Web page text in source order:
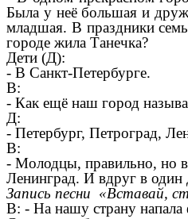
Была у неё большая и
младшая. В праздники
городе жила Танечка?
Дети (Д):
- В Санкт-Петербурге.
В:
- Как ещё наш город
Д:
- Петербург, Петроград,
В:
- Молодцы, правильно, но
Ленинград. И вдруг в один
Запись песни «Вставай,
В: - На нашу страну